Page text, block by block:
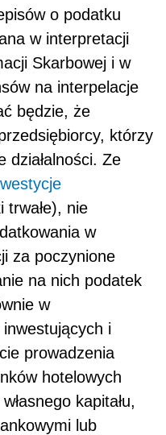
o podatku
w interpretacji
Skarbowej i w
na interpelacje
będzie, że
którzy
działalności. Ze
trwałe), nie
w
za poczynione
na nich podatek
w
i
prowadzenia
hotelowych
kapitału,
lub